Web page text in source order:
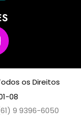
os Direitos
08
9 9396-6050